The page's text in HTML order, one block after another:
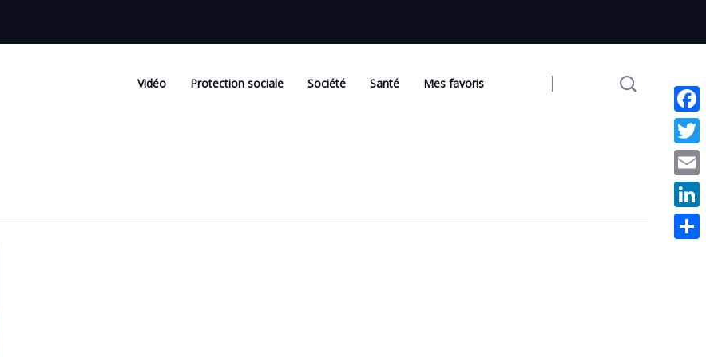
Vidéo Protection sociale Société Santé Mes favoris